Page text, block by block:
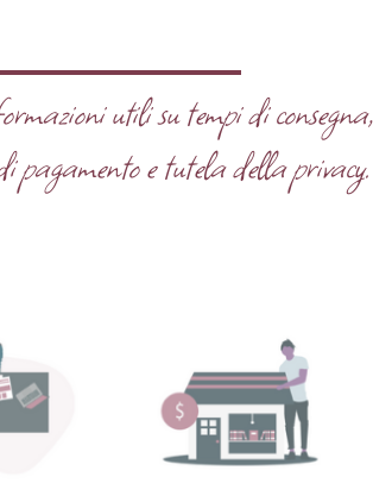
utili su tempi di consegna,
pagamento e tutela della privacy.